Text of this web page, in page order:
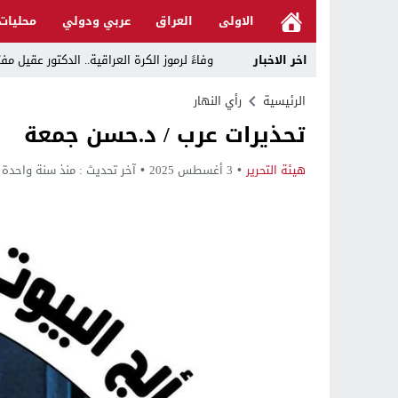
الاولى العراق عربي ودولي
اخر الاخبار
وفاءً لرموز الكرة العراقية.. الدكتور
رئيس الوزراء يوجه بتعطيل الدوام
د. حسن جمعة يهنئ الأستاذ كريم حمادي
خلية الإعلام الأمني: الحكومة ماضية في
قراءة نقدية في مرثية الوصل للكاتب
تحت عنوان “أقلام للمأجورين وسقوط
الرئيسية رأي النهار
تحذيرات عرب / د.حسن جمعة
هيئة التحرير 3 أغسطس 2025 آخر تحديث : منذ سنة واحدة